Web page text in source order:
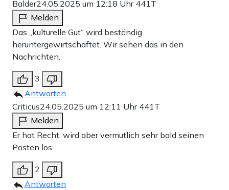
Balder24.05.2025 um 12:18 Uhr 441T
Melden
Das „kulturelle Gut“ wird beständig
heruntergewirtschaftet. Wir sehen das in den
Nachrichten.
3
Antworten
Criticus24.05.2025 um 12:11 Uhr 441T
Melden
Er hat Recht, wird aber vermutlich sehr bald seinen
Posten los.
2
Antworten